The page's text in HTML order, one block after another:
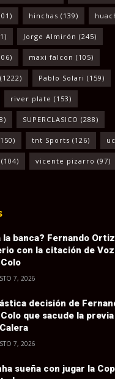
hinchas (139)
Jorge Almirón (245)
maxi falcon (105)
(1222) Pablo Solari (159)
river plate (153)
SUPERCLASICO (288)
tnt Sports (126) uc
(104) vicente pizarro (97)
la banca? Fernando
con la citación de
7, 2026
decisión de
que sacude la
7, 2026
sueña con jugar la